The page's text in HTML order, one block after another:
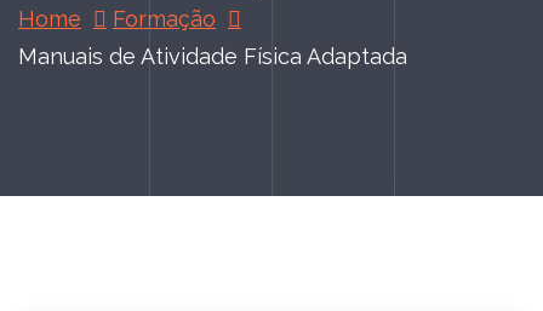
Home
Formação
Manuais de Atividade Física Adaptada